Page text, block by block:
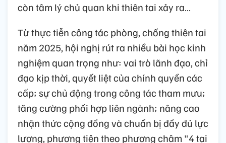
còn tâm lý chủ quan khi thiên tai xảy ra…
Từ thực tiễn công tác phòng, chống thiên tai
năm 2025, hội nghị rút ra nhiều bài học kinh
nghiệm quan trọng như: vai trò lãnh đạo, chỉ
đạo kịp thời, quyết liệt của chính quyền các
cấp; sự chủ động trong công tác tham mưu;
tăng cường phối hợp liên ngành; nâng cao
nhận thức cộng đồng và chuẩn bị đầy đủ lực
lượng, phương tiện theo phương châm "4 tại